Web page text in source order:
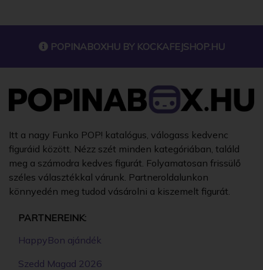
POPINABOXHU BY KOCKAFEJSHOP.HU
Itt a nagy Funko POP! katalógus, válogass kedvenc
figuráid között. Nézz szét minden kategóriában, találd
meg a számodra kedves figurát. Folyamatosan frissülő
széles választékkal várunk. Partneroldalunkon
könnyedén meg tudod vásárolni a kiszemelt figurát.
PARTNEREINK:
HappyBon ajándék
Szedd Magad 2026